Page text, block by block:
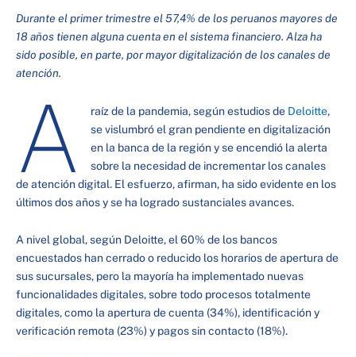
Durante el primer trimestre el 57,4% de los peruanos mayores de
18 años tienen alguna cuenta en el sistema financiero. Alza ha
sido posible, en parte, por mayor digitalización de los canales de
atención.
A raíz de la pandemia, según estudios de Deloitte,
se vislumbró el gran pendiente en digitalización
en la banca de la región y se encendió la alerta
sobre la necesidad de incrementar los canales
de atención digital. El esfuerzo, afirman, ha sido evidente en los
últimos dos años y se ha logrado sustanciales avances.
A nivel global, según Deloitte, el 60% de los bancos
encuestados han cerrado o reducido los horarios de apertura de
sus sucursales, pero la mayoría ha implementado nuevas
funcionalidades digitales, sobre todo procesos totalmente
digitales, como la apertura de cuenta (34%), identificación y
verificación remota (23%) y pagos sin contacto (18%).